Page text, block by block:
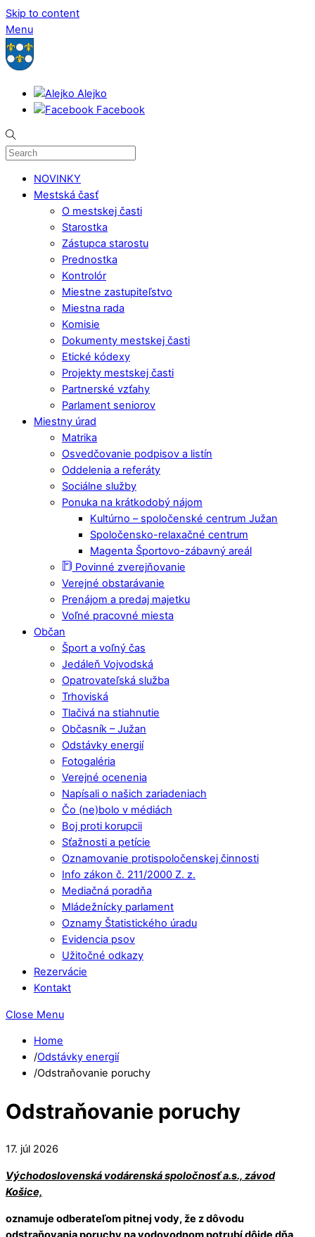
Skip to content
Menu
Alejko
Facebook
NOVINKY
Mestská časť
O mestskej časti
Starostka
Zástupca starostu
Prednostka
Kontrolór
Miestne zastupiteľstvo
Miestna rada
Komisie
Dokumenty mestskej časti
Etické kódexy
Projekty mestskej časti
Partnerské vzťahy
Parlament seniorov
Miestny úrad
Matrika
Osvedčovanie podpisov a listín
Oddelenia a referáty
Sociálne služby
Ponuka na krátkodobý nájom
Kultúrno – spoločenské centrum Južan
Spoločensko-relaxačné centrum
Magenta Športovo-zábavný areál
Povinné zverejňovanie
Verejné obstarávanie
Prenájom a predaj majetku
Voľné pracovné miesta
Občan
Šport a voľný čas
Jedáleň Vojvodská
Opatrovateľská služba
Trhoviská
Tlačivá na stiahnutie
Občasník – Južan
Odstávky energií
Fotogaléria
Verejné ocenenia
Napísali o našich zariadeniach
Čo (ne)bolo v médiách
Boj proti korupcii
Sťažnosti a petície
Oznamovanie protispoločenskej činnosti
Info zákon č. 211/2000 Z. z.
Mediačná poradňa
Mládežnícky parlament
Oznamy Štatistického úradu
Evidencia psov
Užitočné odkazy
Rezervácie
Kontakt
Close Menu
Home
/Odstávky energií
/Odstraňovanie poruchy
Odstraňovanie poruchy
17. júl 2026
Východoslovenská vodárenská spoločnosť a.s., závod
Košice,
oznamuje odberateľom pitnej vody, že z dôvodu